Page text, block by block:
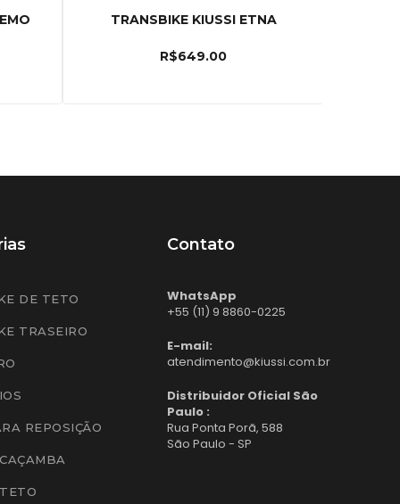
TRANSBIKE KIUSSI ETNA
R$649.00
DE TETO
TRASEIRO
REPOSIÇÃO
Contato
WhatsApp
+55 (11) 9 8860-0225
E-mail:
atendimento@kiussi.com.br
Distribuidor Oficial São
Paulo :
Rua Ponta Porã, 588
São Paulo - SP